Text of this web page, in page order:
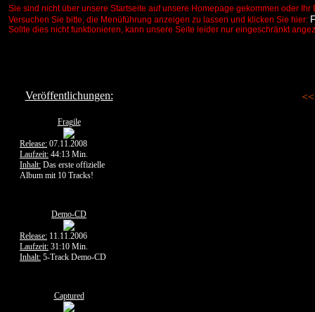
Sie sind nicht über unsere Startseite auf unsere Homepage gekommen oder
Versuchen Sie bitte, die Menüführung anzeigen zu lassen und klicken Sie hier:
Sollte dies nicht funktionieren, kann unsere Seite leider nur eingeschränkt
Veröffentlichungen:
Fragile
Release: 07.11.2008
Laufzeit: 44:13 Min.
Inhalt: Das erste offizielle
Album mit 10 Tracks!
Demo-CD
Release: 11.11.2006
Laufzeit: 31:10 Min.
Inhalt: 5-Track Demo-CD
Captured